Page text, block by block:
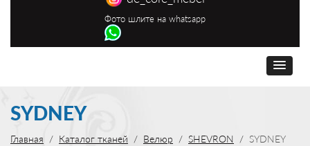
Фото шлите на whatsapp
SYDNEY
Главная Каталог тканей Велюр SHEVRON SYDNEY